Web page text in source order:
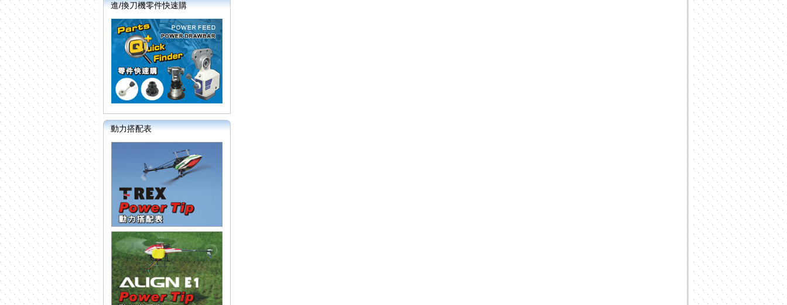
進/換刀機零件快速購
動力搭配表